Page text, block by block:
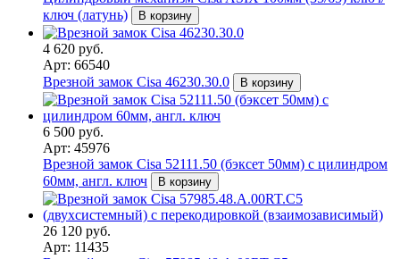
ключ (латунь)
В корзину
4 620 руб.
Арт: 66540
Врезной замок Cisa 46230.30.0
В корзину
6 500 руб.
Арт: 45976
Врезной замок Cisa 52111.50 (бэксет 50мм) с цилиндром
60мм, англ. ключ
В корзину
26 120 руб.
Арт: 11435